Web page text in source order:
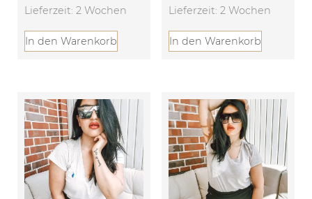
Lieferzeit: 2 Wochen
In den Warenkorb
Lieferzeit: 2 Wochen
In den Warenkorb